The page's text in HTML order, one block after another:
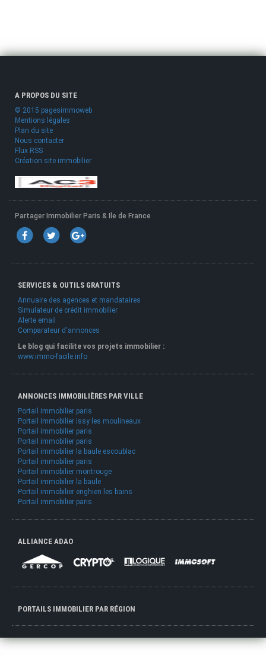
A PROPOS DU SITE
© 2015 pagesimmoweb
Mentions légales
Plan du site
Nous contacter
Flux RSS
Création site immobilier
Partager Immobilier Paris & Ile de France
SERVICES & OUTILS GRATUITS
Annuaire des agences et mandataires
Simulateur de crédit immobilier
Alerte email
Comparateur d'annonces
Le blog qui facilite vos projets immobilier :
www.immo-facile.info
ANNONCES IMMOBILIÈRES PAR VILLE
Portail immobilier paris
Portail immobilier issy les moulineaux
Portail immobilier paris
Portail immobilier paris
Portail immobilier la baule escoublac
Portail immobilier paris
Portail immobilier montrouge
Portail immobilier la baule
Portail immobilier enghien les bains
Portail immobilier paris
ALLIANCE ADAO
PORTAILS IMMOBILIER PAR RÉGION